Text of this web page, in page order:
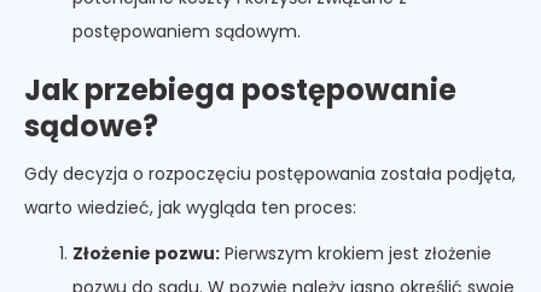
postępowaniem sądowym.
Jak przebiega postępowanie
sądowe?
Gdy decyzja o rozpoczęciu postępowania została podjęta,
warto wiedzieć, jak wygląda ten proces:
Złożenie pozwu: Pierwszym krokiem jest złożenie
pozwu do sądu. W pozwie należy jasno określić swoje